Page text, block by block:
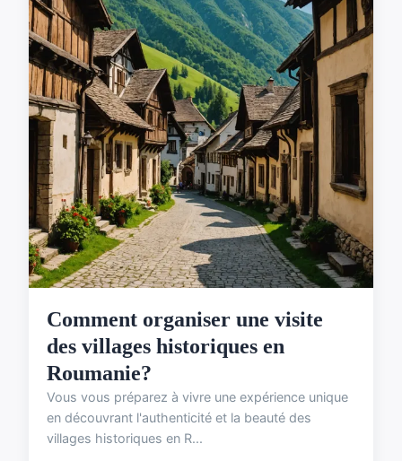
Comment organiser une visite
des villages historiques en
Roumanie?
Vous vous préparez à vivre une expérience unique
en découvrant l'authenticité et la beauté des
villages historiques en R...